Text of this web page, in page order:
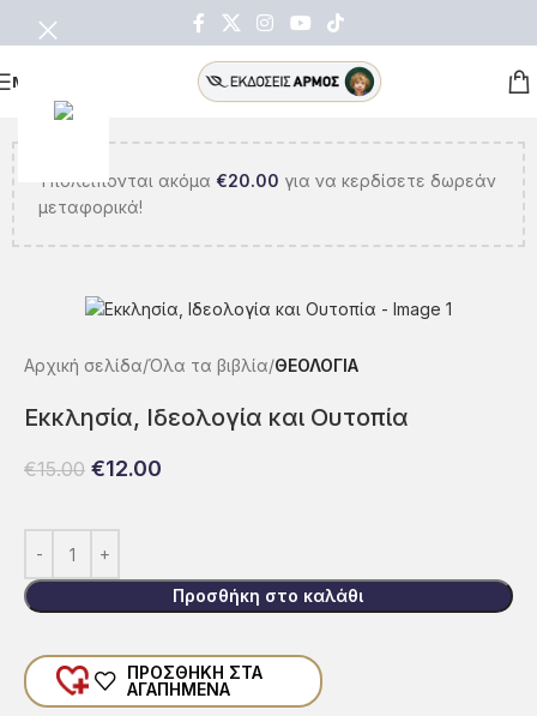
ΜΕΝΟΥ
Υπολείπονται ακόμα €20.00 για να κερδίσετε δωρεάν
μεταφορικά!
Αρχική σελίδα Όλα τα βιβλία ΘΕΟΛΟΓΙΑ
Εκκλησία, Ιδεολογία και Ουτοπία
€15.00 €12.00
Προσθήκη στο καλάθι
ΠΡΟΣΘΗΚΗ ΣΤΑ
ΑΓΑΠΗΜΕΝΑ